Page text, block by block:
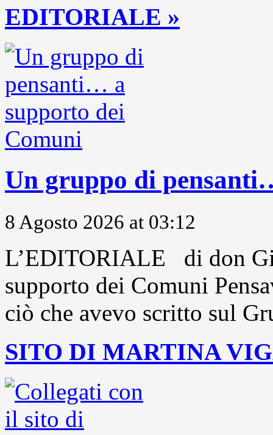
EDITORIALE »
Un gruppo di
8 Agosto 2026 at 03:12
L’EDITORIALE di don
supporto dei Comuni
ciò che avevo scritto sul
SITO DI MARTINA